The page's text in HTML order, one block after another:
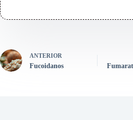
ANTERIOR
Fucoidanos